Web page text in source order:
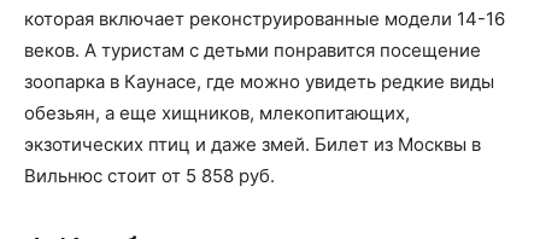
которая включает реконструированные модели 14-16
веков. А туристам с детьми понравится посещение
зоопарка в Каунасе, где можно увидеть редкие виды
обезьян, а еще хищников, млекопитающих,
экзотических птиц и даже змей. Билет из Москвы в
Вильнюс стоит от 5 858 руб.